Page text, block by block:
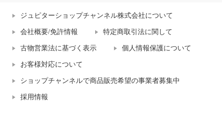
ジュピターショップチャンネル株式会社について
会社概要/免許情報 特定商取引法に関して
古物営業法に基づく表示 個人情報保護について
お客様対応について
ショップチャンネルで商品販売希望の事業者募集中
採用情報